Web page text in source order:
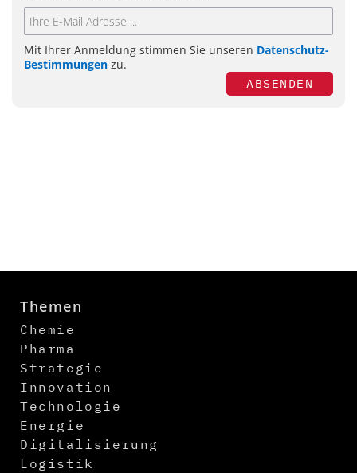
Mit Ihrer Anmeldung stimmen Sie unseren Datenschutz-
Bestimmungen zu.
ABSENDEN
Themen
Chemie
Pharma
Strategie
Innovation
Technologie
Energie
Digitalisierung
Logistik